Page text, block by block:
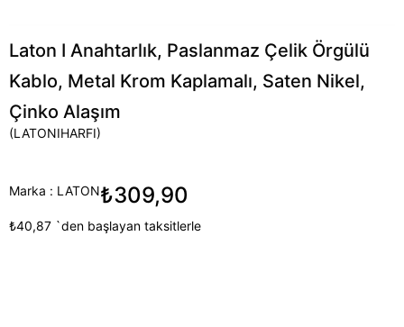
Laton I Anahtarlık, Paslanmaz Çelik Örgülü
Kablo, Metal Krom Kaplamalı, Saten Nikel,
Çinko Alaşım
(LATONIHARFI)
Marka : LATON₺309,90
₺40,87 `den başlayan taksitlerle